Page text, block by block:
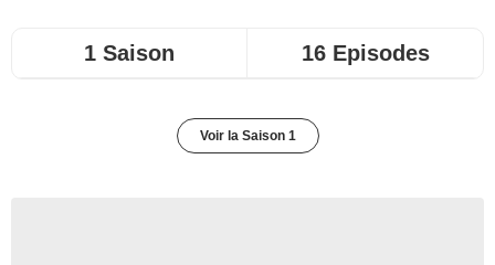
1 Saison 16 Episodes
Voir la Saison 1